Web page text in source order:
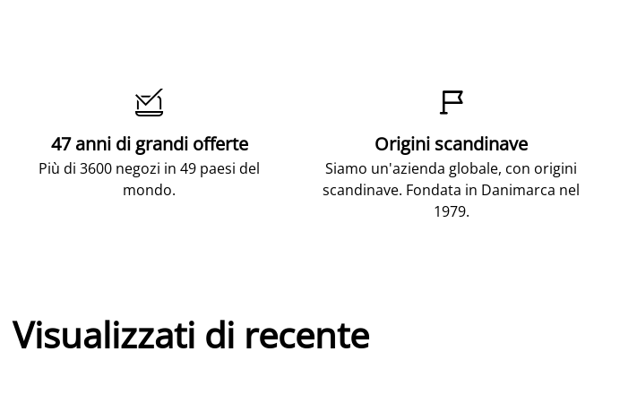

47 anni di grandi offerte
Più di 3600 negozi in 49 paesi del
mondo.

Origini scandinave
Siamo un'azienda globale, con origini
scandinave. Fondata in Danimarca nel
1979.
Visualizzati di recente